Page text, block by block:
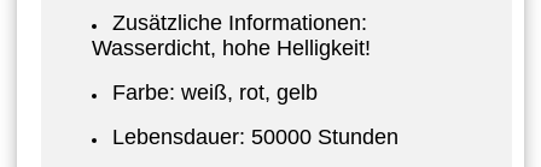
Zusätzliche Informationen:
Wasserdicht, hohe Helligkeit!
Farbe: weiß, rot, gelb
Lebensdauer: 50000 Stunden